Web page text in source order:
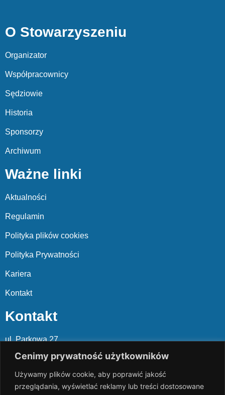
Cenimy prywatność użytkowników
Używamy plików cookie, aby poprawić jakość
przeglądania, wyświetlać reklamy lub treści dostosowane
O Stowarzyszeniu
Organizator
Współpracownicy
Sędziowie
Historia
Sponsorzy
Archiwum
Ważne linki
Aktualności
Regulamin
Polityka plików cookies
Polityka Prywatności
Kariera
Kontakt
Kontakt
ul. Parkowa 27
05-120 Legionowo
Mail: slalp@slalp.com.pl
Telefon: 732 86 6 667 | 731 466 667